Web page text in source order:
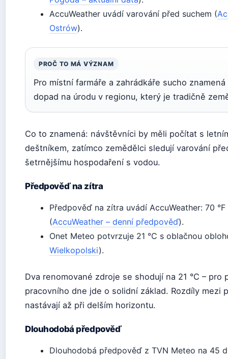
AccuWeather uvádí varování před suchem (
Ostrów).
PROČ TO MÁ VÝZNAM
Pro místní farmáře a zahrádkáře sucho
dopad na úrodu v regionu, který je tradičně
Co to znamená: návštěvníci by měli počítat s
deštníkem, zatímco zemědělci sledují varování
šetrnějšímu hospodaření s vodou.
Předpověď na zítra
Předpověď na zítra uvádí AccuWeather: 70
(AccuWeather – denní předpověď).
Onet Meteo potvrzuje 21 °C s oblačnou
Wielkopolski).
Dva renomované zdroje se shodují na 21 °C – pro
pracovního dne jde o solidní základ. Rozdíly mezi
nastávají až při delším horizontu.
Dlouhodobá předpověď
Dlouhodobá předpověď z TVN Meteo na 45